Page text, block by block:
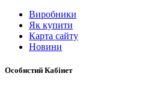
Виробники
Як купити
Карта сайту
Новини
Особистий Кабінет